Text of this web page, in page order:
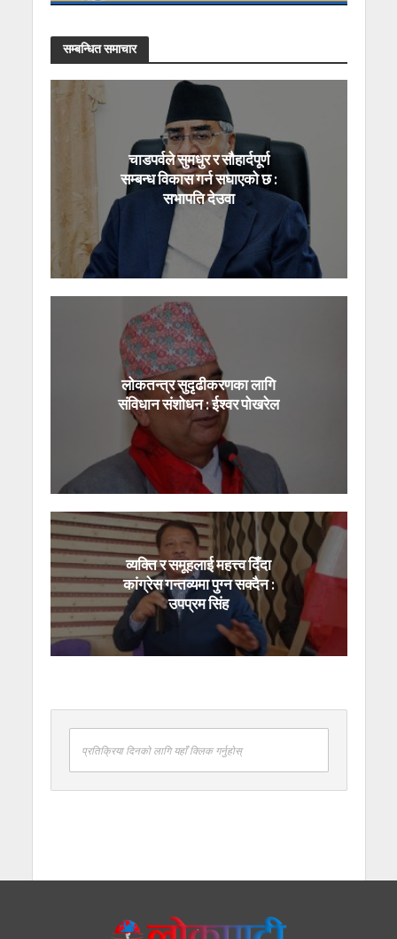
सम्बन्धित समाचार
चाडपर्वले सुमधुर र सौहार्दपूर्ण
सम्बन्ध विकास गर्न सघाएको छ :
सभापति देउवा
लोकतन्त्र सुदृढीकरणका लागि
संविधान संशोधन : ईश्वर पोखरेल
व्यक्ति र समूहलाई महत्त्व दिँदा
कांग्रेस गन्तव्यमा पुग्न सक्दैन :
उपप्रम सिंह
प्रतिक्रिया दिनको लागि यहाँ क्लिक गर्नुहोस्